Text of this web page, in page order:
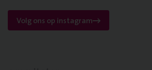
Volg ons op instagram